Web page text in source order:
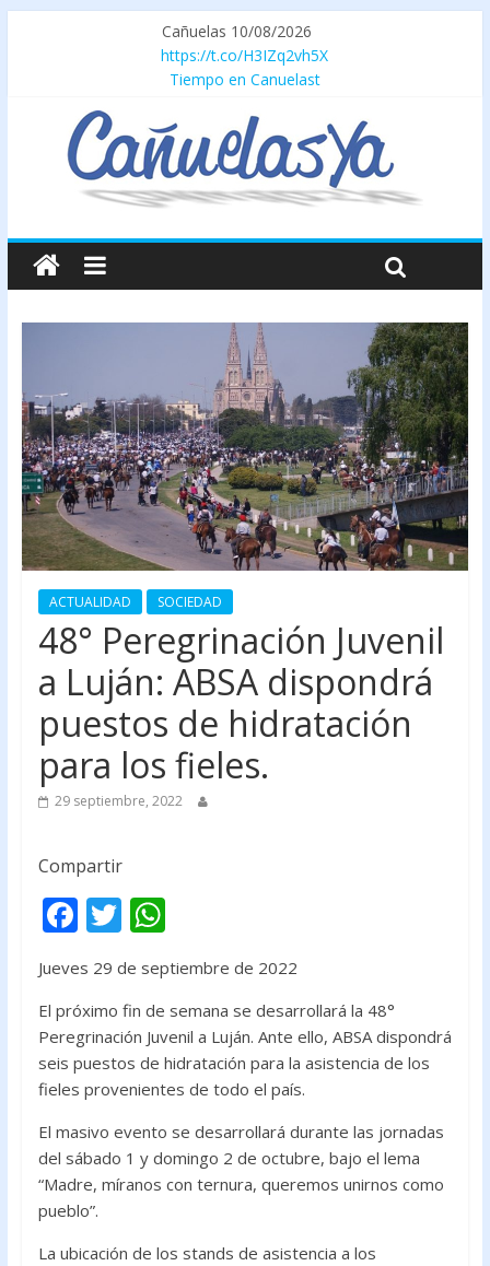
Cañuelas 10/08/2026
https://t.co/H3IZq2vh5X
Tiempo en Canuelast
ACTUALIDAD SOCIEDAD
48° Peregrinación Juvenil
a Luján: ABSA dispondrá
puestos de hidratación
para los fieles.
29 septiembre, 2022
Compartir
F
e
b
o
o
k
T
w
itt
er
W
at
s
A
p
p
Jueves 29 de septiembre de 2022
El próximo fin de semana se desarrollará la 48°
Peregrinación Juvenil a Luján. Ante ello, ABSA dispondrá
seis puestos de hidratación para la asistencia de los
fieles provenientes de todo el país.
El masivo evento se desarrollará durante las jornadas
del sábado 1 y domingo 2 de octubre, bajo el lema
“Madre, míranos con ternura, queremos unirnos como
pueblo”.
La ubicación de los stands de asistencia a los